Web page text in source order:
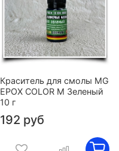
Краситель для смолы MG
EPOX COLOR M Зеленый
10 г
192 руб